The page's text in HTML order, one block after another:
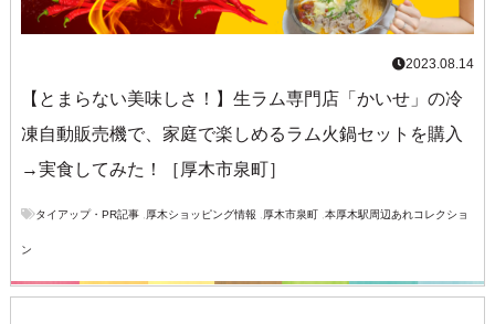
2023.08.14
【とまらない美味しさ！】生ラム専門店「かいせ」の冷
凍自動販売機で、家庭で楽しめるラム火鍋セットを購入
→実食してみた！［厚木市泉町］
タイアップ・PR記事, 厚木ショッピング情報 厚木市泉町, 本厚木駅周辺あれコレクショ
ン